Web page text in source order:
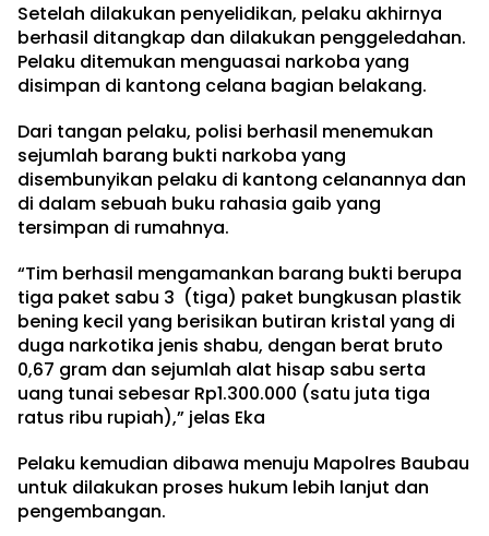
Setelah dilakukan penyelidikan, pelaku akhirnya
berhasil ditangkap dan dilakukan penggeledahan.
Pelaku ditemukan menguasai narkoba yang
disimpan di kantong celana bagian belakang.
Dari tangan pelaku, polisi berhasil menemukan
sejumlah barang bukti narkoba yang
disembunyikan pelaku di kantong celanannya dan
di dalam sebuah buku rahasia gaib yang
tersimpan di rumahnya.
“Tim berhasil mengamankan barang bukti berupa
tiga paket sabu 3 (tiga) paket bungkusan plastik
bening kecil yang berisikan butiran kristal yang di
duga narkotika jenis shabu, dengan berat bruto
0,67 gram dan sejumlah alat hisap sabu serta
uang tunai sebesar Rp1.300.000 (satu juta tiga
ratus ribu rupiah),” jelas Eka
Pelaku kemudian dibawa menuju Mapolres Baubau
untuk dilakukan proses hukum lebih lanjut dan
pengembangan.